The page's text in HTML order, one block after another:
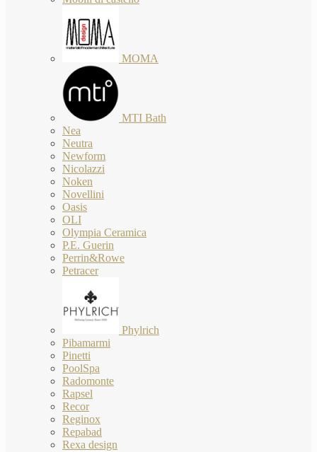
MOMA
MTI Bath
Nea
Neutra
Newform
Nicolazzi
Noken
Novellini
Oasis
OLI
Olympia Ceramica
P.E. Guerin
Perrin&Rowe
Petracer
Phylrich
Pibamarmi
Pinetti
PoolSpa
Radomonte
Rapsel
Recor
Reginox
Repabad
Rexa design